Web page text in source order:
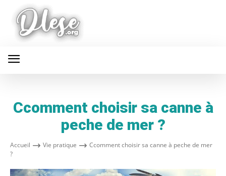
Ccomment choisir sa canne à
peche de mer ?
Accueil Vie pratique
Ccomment choisir sa canne à peche de mer
?